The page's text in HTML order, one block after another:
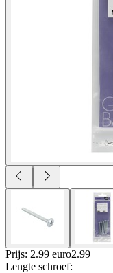
Prijs: 2.99 euro2.99
Lengte schroef: